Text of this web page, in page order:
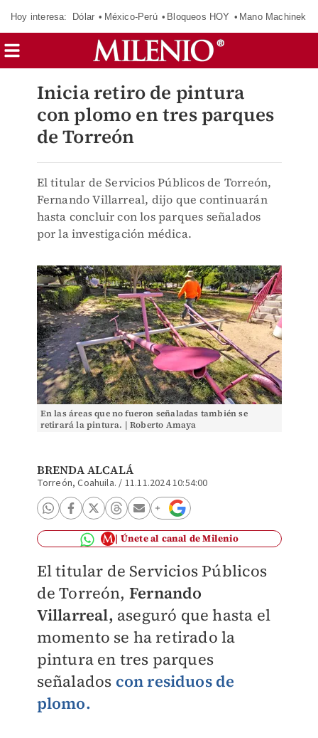
Hoy interesa: Dólar México-Perú Bloqueos HOY Mano Machinek
Inicia retiro de pintura
con plomo en tres parques
de Torreón
El titular de Servicios Públicos de Torreón,
Fernando Villarreal, dijo que continuarán
hasta concluir con los parques señalados
por la investigación médica.
En las áreas que no fueron señaladas también se
retirará la pintura. | Roberto Amaya
BRENDA ALCALÁ
Torreón, Coahuila. / 11.11.2024 10:54:00
Únete al canal de Milenio
El titular de Servicios Públicos
de Torreón, Fernando
Villarreal, aseguró que hasta el
momento se ha retirado la
pintura en tres parques
señalados con residuos de
plomo.